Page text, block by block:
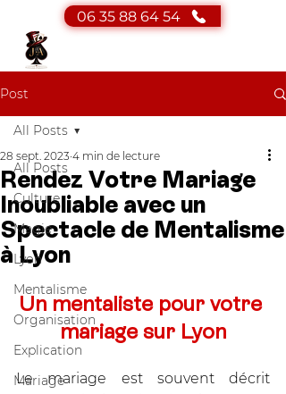
06 35 88 64 54
Post
All Posts
Culture
Magie
Lyon
Mentalisme
Organisation
Explication
Mariage
All Posts
Rendez Votre Mariage
Inoubliable avec un
Spectacle de Mentalisme
à Lyon
28 sept. 2023 4 min de lecture
Un mentaliste pour votre
mariage sur Lyon
Le mariage est souvent décrit